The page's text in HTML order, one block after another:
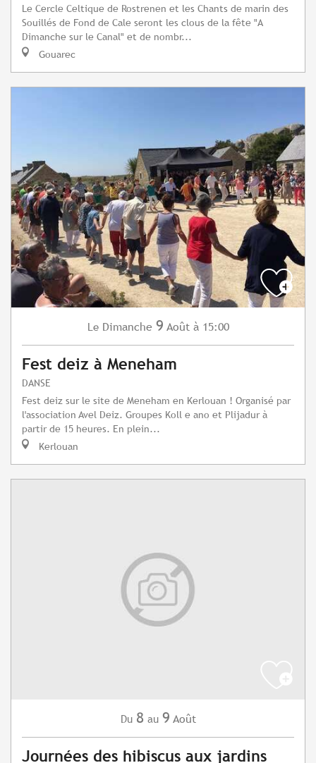
Le Cercle Celtique de Rostrenen et les Chants de marin des
Souillés de Fond de Cale seront les clous de la fête "A
Dimanche sur le Canal" et de nombr...
Gouarec
Le Dimanche 9 Août à 15:00
Fest deiz à Meneham
DANSE
Fest deiz sur le site de Meneham en Kerlouan ! Organisé par
l'association Avel Deiz. Groupes Koll e ano et Plijadur à
partir de 15 heures. En plein...
Kerlouan
Du 8 au 9 Août
Journées des hibiscus aux jardins